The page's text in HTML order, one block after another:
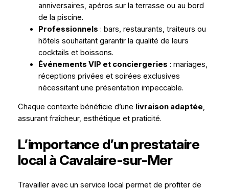
anniversaires, apéros sur la terrasse ou au bord
de la piscine.
Professionnels : bars, restaurants, traiteurs ou
hôtels souhaitant garantir la qualité de leurs
cocktails et boissons.
Événements VIP et conciergeries : mariages,
réceptions privées et soirées exclusives
nécessitant une présentation impeccable.
Chaque contexte bénéficie d’une livraison adaptée,
assurant fraîcheur, esthétique et praticité.
L’importance d’un prestataire
local à Cavalaire-sur-Mer
Travailler avec un service local permet de profiter de